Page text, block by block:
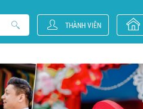
THÀNH VIÊN